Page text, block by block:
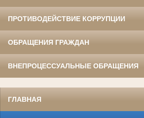
ПРОТИВОДЕЙСТВИЕ КОРРУПЦИИ
ОБРАЩЕНИЯ ГРАЖДАН
ВНЕПРОЦЕССУАЛЬНЫЕ ОБРАЩЕНИЯ
ГЛАВНАЯ